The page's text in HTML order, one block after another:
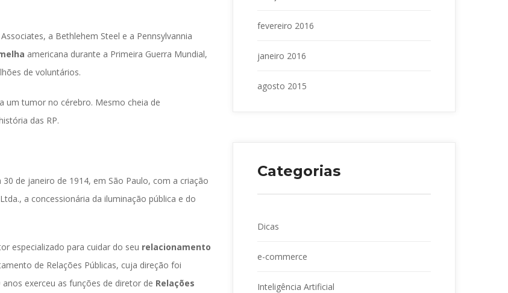
a Bethlehem Steel e a Pennsylvannia
americana durante a Primeira Guerra Mundial,
de voluntários.
um tumor no cérebro. Mesmo cheia de
das RP.
30 de janeiro de 1914, em São Paulo, com a criação
a concessionária da iluminação pública e do
especializado para cuidar do seu relacionamento
de Relações Públicas, cuja direção foi
exerceu as funções de diretor de Relações
fevereiro 2016
janeiro 2016
agosto 2015
Categoria
Dica
e-commerce
Inteligência Artificial